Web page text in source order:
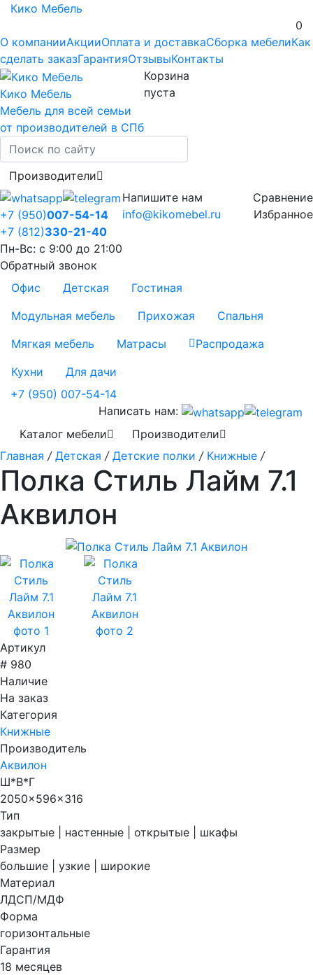
Кико Мебель
0
О компанииАкцииОплата и доставкаСборка мебелиКак
сделать заказГарантияОтзывыКонтакты
Кико Мебель
Мебель для всей семьи
от производителей в СПб
Производители
+7 (950)007-54-14
+7 (812)330-21-40
Пн-Вс: с 9:00 до 21:00
Обратный звонок
Напишите нам
info@kikomebel.ru
Сравнение
Избранное
Корзина
пуста
Офис Детская
Гостиная
Модульная мебель
Прихожая
Спальня
Мягкая мебель
Матрасы
Распродажа
Кухни
Для дачи
+7 (950) 007-54-14
Написать нам:
Каталог мебели
Производители
Главная / Детская / Детские полки / Книжные /
Полка Стиль Лайм 7.1
Аквилон
Артикул
# 980
Наличие
На заказ
Категория
Книжные
Производитель
Аквилон
Ш*В*Г
2050x596x316
Тип
закрытые | настенные | открытые | шкафы
Размер
большие | узкие | широкие
Материал
ЛДСП/МДФ
Форма
горизонтальные
Гарантия
18 месяцев